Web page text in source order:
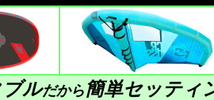
ルだから 簡単セッティ